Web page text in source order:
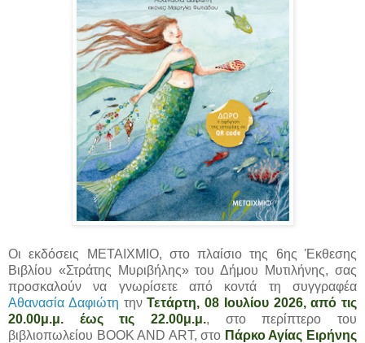
Οι εκδόσεις ΜΕΤΑΙΧΜΙΟ, στο πλαίσιο της 6ης Έκθεσης
Βιβλίου «Στράτης Μυριβήλης» του Δήμου Μυτιλήνης, σας
προσκαλούν να γνωρίσετε από κοντά τη συγγραφέα
Αθανασία Δαφιώτη τηνΤετάρτη, 08 Ιουλίου 2026, από τις
20.00μ.μ. έως τις 22.00μ.μ., στο περίπτερο του
βιβλιοπωλείου BOOK AND ART, στο Πάρκο Αγίας Ειρήνης